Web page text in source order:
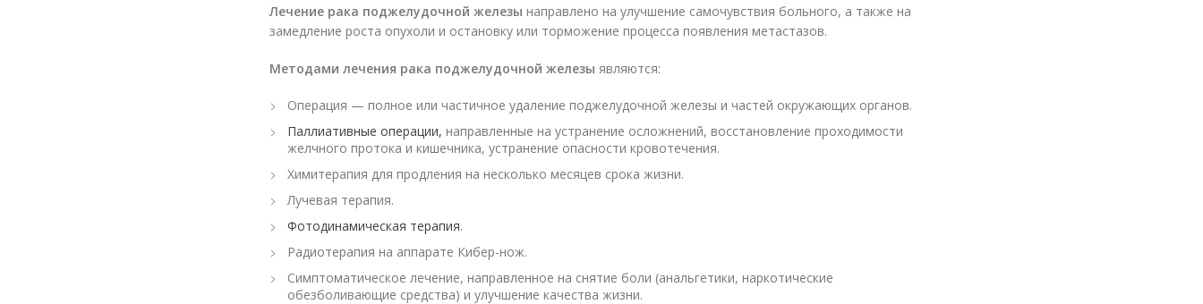
Лечение рака поджелудочной железы направлено на улучшение самочувствия больного, а также на
замедление роста опухоли и остановку или торможение процесса появления метастазов.
Методами лечения рака поджелудочной железы являются:
Операция — полное или частичное удаление поджелудочной железы и частей окружающих органов.
Паллиативные операции, направленные на устранение осложнений, восстановление проходимости
желчного протока и кишечника, устранение опасности кровотечения.
Химитерапия для продления на несколько месяцев срока жизни.
Лучевая терапия.
Фотодинамическая терапия.
Радиотерапия на аппарате Кибер-нож.
Симптоматическое лечение, направленное на снятие боли (анальгетики, наркотические
обезболивающие средства) и улучшение качества жизни.